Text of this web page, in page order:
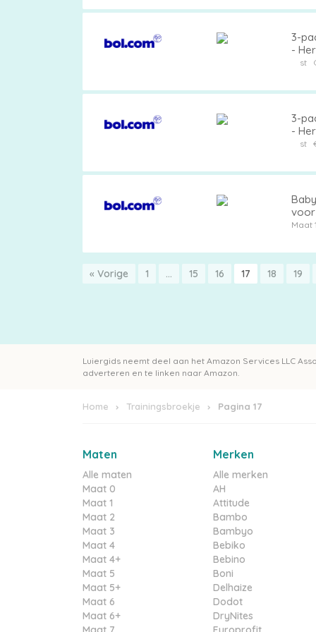
3-
-
st
3-
-
st
voor
Maat 1
« Vorige 1 … 15 16 17 18 19
Luiergids neemt deel aan het Amazon Services LLC
adverteren en te linken naar Amazon.
Home Trainingsbroekje Pagina 17
Maten
Alle maten
Maat 0
Maat 1
Maat 2
Maat 3
Maat 4
Maat 4+
Maat 5
Maat 5+
Maat 6
Maat 6+
Merken
Alle merken
AH
Attitude
Bambo
Bambyo
Bebiko
Bebino
Boni
Delhaize
Dodot
DryNites